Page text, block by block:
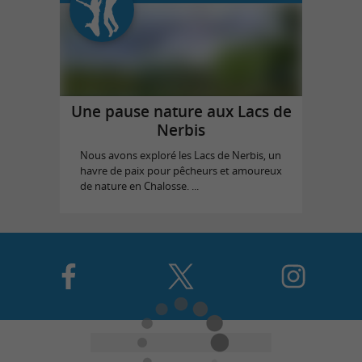
Une pause nature aux Lacs de
Nerbis
Nous avons exploré les Lacs de Nerbis, un
havre de paix pour pêcheurs et amoureux
de nature en Chalosse. ...